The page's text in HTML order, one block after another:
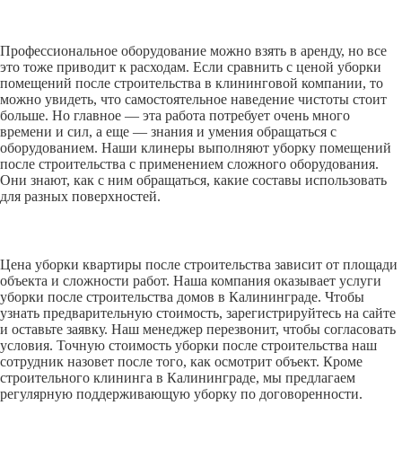
Профессиональное оборудование можно взять в аренду, но все
это тоже приводит к расходам. Если сравнить с ценой уборки
помещений после строительства в клининговой компании, то
можно увидеть, что самостоятельное наведение чистоты стоит
больше. Но главное — эта работа потребует очень много
времени и сил, а еще — знания и умения обращаться с
оборудованием. Наши клинеры выполняют уборку помещений
после строительства с применением сложного оборудования.
Они знают, как с ним обращаться, какие составы использовать
для разных поверхностей.
Цена уборки квартиры после строительства зависит от площади
объекта и сложности работ. Наша компания оказывает услуги
уборки после строительства домов в Калининграде. Чтобы
узнать предварительную стоимость, зарегистрируйтесь на сайте
и оставьте заявку. Наш менеджер перезвонит, чтобы согласовать
условия. Точную стоимость уборки после строительства наш
сотрудник назовет после того, как осмотрит объект. Кроме
строительного клининга в Калининграде, мы предлагаем
регулярную поддерживающую уборку по договоренности.